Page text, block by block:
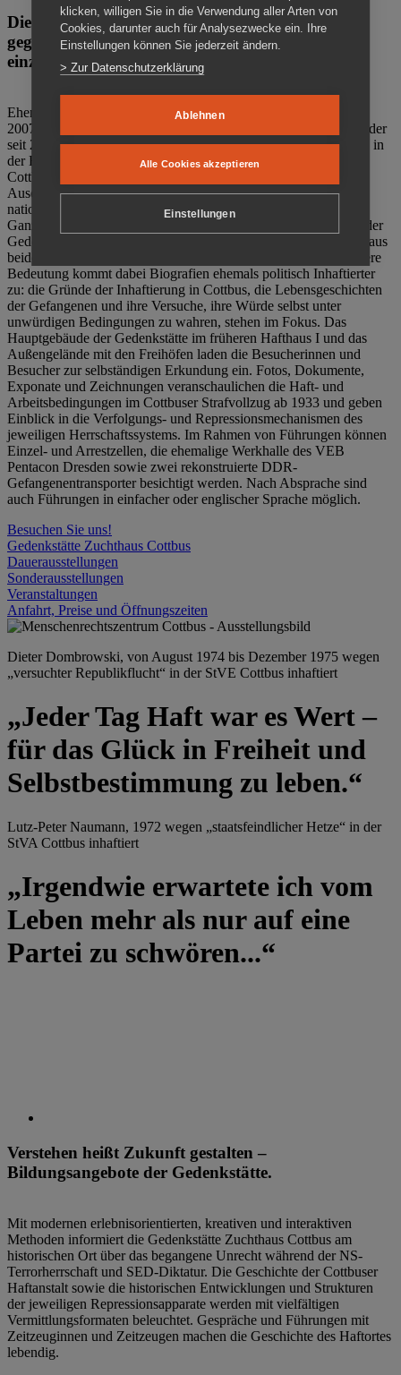
Die Gedenkstätte Zuchthaus Cottbus ist ein Ort
gegen das Vergessen. Anschaulich, nah und
einzigartig.
Ehemalige politische Häftlinge der DDR gründeten im Oktober
2007 den Verein Menschenrechtszentrum Cottbus e. V. (MRZ), der
seit 2011 Eigentümer des ehemaligen Gefängnisses (1860-2002) in
der Bautzener Straße und Träger der Gedenkstätte Zuchthaus
Cottbus ist. Im Zentrum der Arbeit der Gedenkstätte steht die
Auseinandersetzung mit politischem Unrecht während der
nationalsozialistischen Terrorherrschaft und der SED-Diktatur.
Ganzjährig zeigen mehrere Dauer- und Sonderausstellungen in der
Gedenkstätte Zuchthaus Cottbus Beispiele politischen Unrechts aus
beiden deutschen Diktaturen des 20. Jahrhunderts. Eine besondere
Bedeutung kommt dabei Biografien ehemals politisch Inhaftierter
zu: die Gründe der Inhaftierung in Cottbus, die Lebensgeschichten
der Gefangenen und ihre Versuche, ihre Würde selbst unter
unwürdigen Bedingungen zu wahren, stehen im Fokus. Das
Hauptgebäude der Gedenkstätte im früheren Hafthaus I und das
Außengelände mit den Freihöfen laden die Besucherinnen und
Besucher zur selbständigen Erkundung ein. Fotos, Dokumente,
Exponate und Zeichnungen veranschaulichen die Haft- und
Arbeitsbedingungen im Cottbuser Strafvollzug ab 1933 und geben
Einblick in die Verfolgungs- und Repressionsmechanismen des
jeweiligen Herrschaftssystems. Im Rahmen von Führungen können
Einzel- und Arrestzellen, die ehemalige Werkhalle des VEB
Pentacon Dresden sowie zwei rekonstruierte DDR-
Gefangenentransporter besichtigt werden. Nach Absprache sind
auch Führungen in einfacher oder englischer Sprache möglich.
Besuchen Sie uns!
Gedenkstätte Zuchthaus Cottbus
Dauerausstellungen
Sonderausstellungen
Veranstaltungen
Anfahrt, Preise und Öffnungszeiten
Dieter Dombrowski, von August 1974 bis Dezember 1975 wegen
„versuchter Republikflucht“ in der StVE Cottbus inhaftiert
„Jeder Tag Haft war es Wert –
für das Glück in Freiheit und
Selbstbestimmung zu leben.“
Lutz-Peter Naumann, 1972 wegen „staatsfeindlicher Hetze“ in der
StVA Cottbus inhaftiert
„Irgendwie erwartete ich vom
Leben mehr als nur auf eine
Partei zu schwören...“
Verstehen heißt Zukunft gestalten –
Bildungsangebote der Gedenkstätte.
Mit modernen erlebnisorientierten, kreativen und interaktiven
Methoden informiert die Gedenkstätte Zuchthaus Cottbus am
historischen Ort über das begangene Unrecht während der NS-
Terrorherrschaft und SED-Diktatur. Die Geschichte der Cottbuser
Haftanstalt sowie die historischen Entwicklungen und Strukturen
der jeweiligen Repressionsapparate werden mit vielfältigen
Vermittlungsformaten beleuchtet. Gespräche und Führungen mit
Zeitzeuginnen und Zeitzeugen machen die Geschichte des Haftortes
lebendig.
klicken, willigen Sie in die Verwendung aller Arten von
Cookies, darunter auch für Analysezwecke ein. Ihre
Einstellungen können Sie jederzeit ändern.
> Zur Datenschutzerklärung
Ablehnen
Alle Cookies akzeptieren
Einstellungen